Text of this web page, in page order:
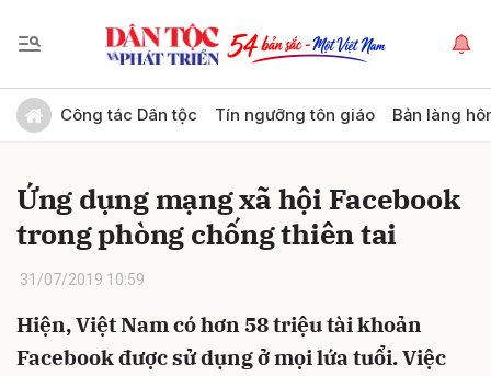
Công tác Dân tộc Tín ngưỡng tôn giáo Bản làng
Ứng dụng mạng xã hội Facebook
trong phòng chống thiên tai
31/07/2019 10:59
Hiện, Việt Nam có hơn 58 triệu tài khoản
Facebook được sử dụng ở mọi lứa tuổi. Việc
Gửi bình luận
Hủy